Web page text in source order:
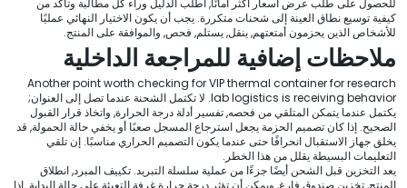
كيفية توسيع نطاق العينة إلى شحنات متكررة. يجب أن يكون الاختيار النهائي عمليًا
للأشخاص الذين يحزمون أمتعتهم, ينقل, يستلم, فحص, والموافقة على المنتج.
ملاحظات إضافية للمراجعة الداخلية
Another point worth checking for VIP thermal container for research
lab logistics is receiving behavior. لا تكتمل الشحنة عندما تصل إلى العنوان;
يكتمل عندما يتمكن المتلقي من فحصه, تفسير أدلة درجة الحرارة, واتخاذ قرار القبول
الصحيح. إذا كان تصميم الحزمة يجعل استرجاع المسجل صعبًا أو يخفي حالة الحمولة, قد
يخلق جهاز الاستقبال انحرافًا حتى عندما يكون التصميم الحراري مناسبًا. إن تلقي
التعليمات البسيطة يقلل من هذا الخطر.
يعد التخزين قبل الشحن أيضًا جزءًا من عملية سلسلة التبريد. تكييف المبرد, انطلاق
المنتج, تخزين صندوق فارغ, ويمكن أن تؤثر درجة حرارة غرفة التعبئة على حالة البداية. إذا